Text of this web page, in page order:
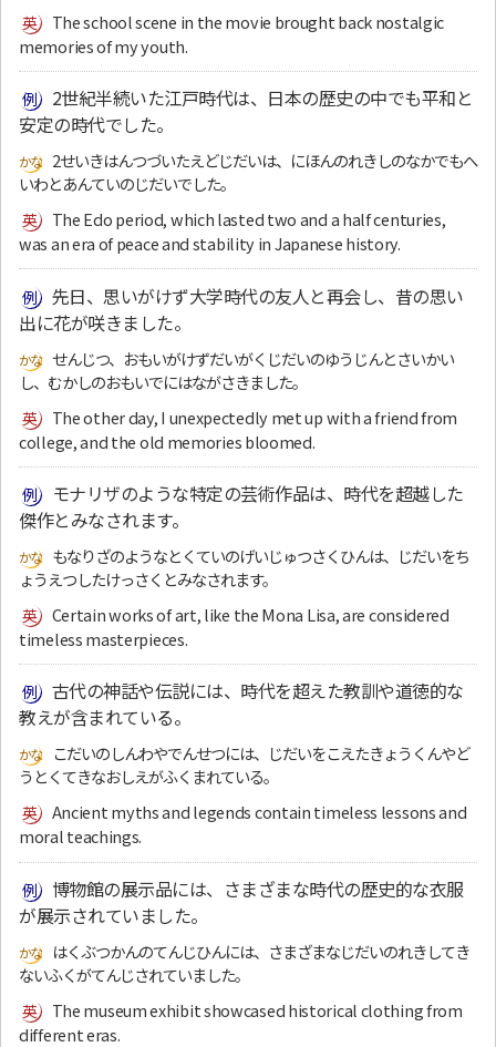
The school scene in the movie brought back nostalgic
memories of my youth.
2世紀半続いた江戸時代は、日本の歴史の中でも平和と
安定の時代でした。
2せいきはんつづいたえどじだいは、にほんのれきしのなかでもへ
いわとあんていのじだいでした。
The Edo period, which lasted two and a half centuries,
was an era of peace and stability in Japanese history.
先日、思いがけず大学時代の友人と再会し、昔の思い
出に花が咲きました。
せんじつ、おもいがけずだいがくじだいのゆうじんとさいかい
し、むかしのおもいでにはながさきました。
The other day, I unexpectedly met up with a friend from
college, and the old memories bloomed.
モナリザのような特定の芸術作品は、時代を超越した
傑作とみなされます。
もなりざのようなとくていのげいじゅつさくひんは、じだいをち
ょうえつしたけっさくとみなされます。
Certain works of art, like the Mona Lisa, are considered
timeless masterpieces.
古代の神話や伝説には、時代を超えた教訓や道徳的な
教えが含まれている。
こだいのしんわやでんせつには、じだいをこえたきょうくんやど
うとくてきなおしえがふくまれている。
Ancient myths and legends contain timeless lessons and
moral teachings.
博物館の展示品には、さまざまな時代の歴史的な衣服
が展示されていました。
はくぶつかんのてんじひんには、さまざまなじだいのれきしてき
ないふくがてんじされていました。
The museum exhibit showcased historical clothing from
different eras.